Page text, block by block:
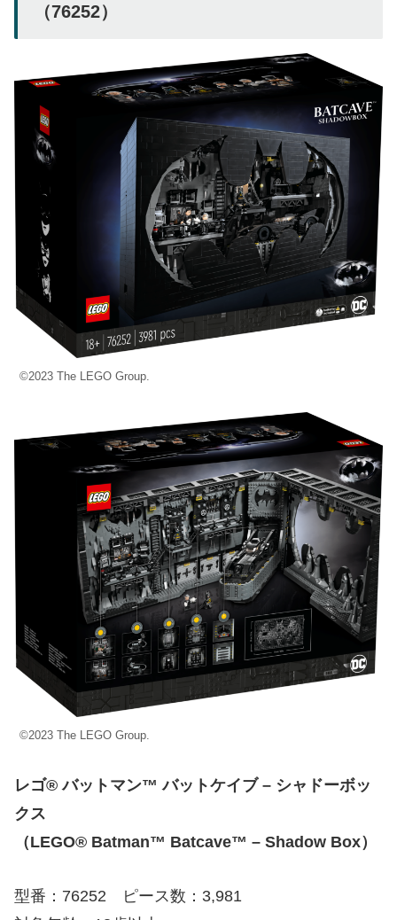
（76252）
©2023 The LEGO Group.
©2023 The LEGO Group.
レゴ® バットマン™ バットケイブ – シャドーボッ
クス
（LEGO® Batman™ Batcave™ – Shadow Box）
型番：76252 ピース数：3,981